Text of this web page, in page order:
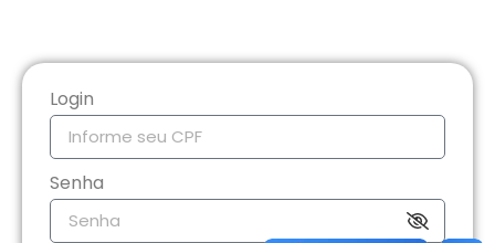
Login
Senha